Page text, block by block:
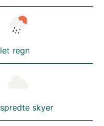
let regn
spredte skyer